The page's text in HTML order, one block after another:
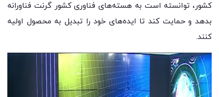
کشور، توانسته است به هسته‌های فناوری کشور گرنت فناورانه
بدهد و حمایت کند تا ایده‌های خود را تبدیل به محصول اولیه
کنند.